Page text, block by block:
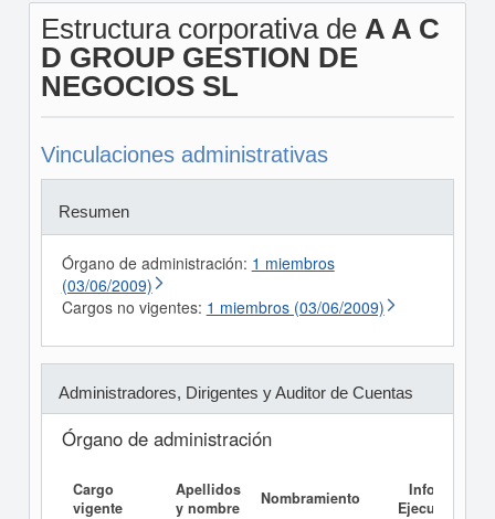
Estructura corporativa de A A C
D GROUP GESTION DE
NEGOCIOS SL
Vinculaciones administrativas
Resumen
Órgano de administración: 1 miembros
(03/06/2009)
Cargos no vigentes: 1 miembros (03/06/2009)
Administradores, Dirigentes y Auditor de Cuentas
Órgano de administración
Cargo
vigente
Apellidos
y nombre
Nombramiento
Informe
Ejecutivo